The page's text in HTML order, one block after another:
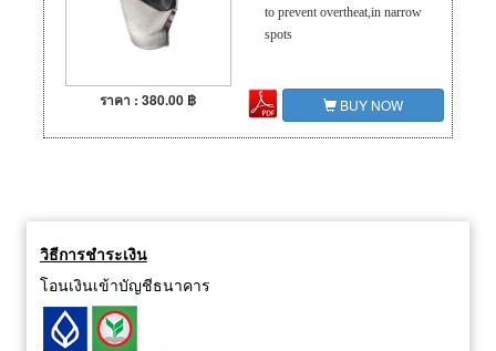
to prevent overtheat,in narrow
spots
ราคา : 380.00 ฿ BUY NOW
วิธีการชำระเงิน
โอนเงินเข้าบัญชีธนาคาร